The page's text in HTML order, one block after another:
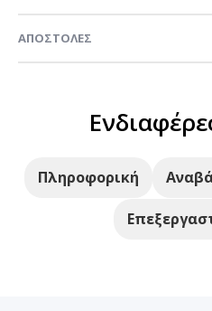
ΑΠΟΣΤΟΛΈΣ
Πληροφορική